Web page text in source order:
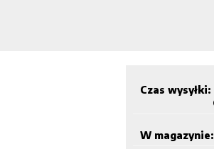
Czas wysyłki:
W magazynie: